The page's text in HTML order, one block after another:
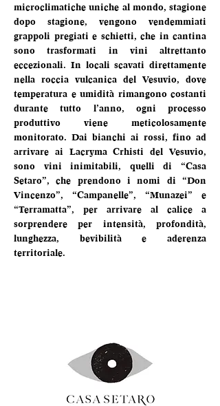
microclimatiche uniche al mondo, stagione
dopo stagione, vengono vendemmiati
grappoli pregiati e schietti, che in cantina
sono trasformati in vini altrettanto
eccezionali. In locali scavati direttamente
nella roccia vulcanica del Vesuvio, dove
temperatura e umidità rimangono costanti
durante tutto l’anno, ogni processo
produttivo viene meticolosamente
monitorato. Dai bianchi ai rossi, fino ad
arrivare ai Lacryma Crhisti del Vesuvio,
sono vini inimitabili, quelli di “Casa
Setaro”, che prendono i nomi di “Don
Vincenzo”, “Campanelle”, “Munazei” e
“Terramatta”, per arrivare al calice a
sorprendere per intensità, profondità,
lunghezza, bevibilità e aderenza
territoriale.